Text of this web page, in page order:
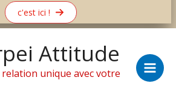
c'est ici !
Attitude
unique avec votre